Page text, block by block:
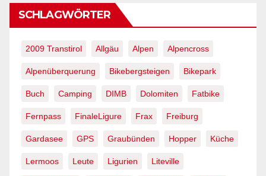
SCHLAGWÖRTER
2009 Transtirol Allgäu Alpen Alpencross
Alpenüberquerung Bikebergsteigen Bikepark
Buch Camping DIMB Dolomiten Fatbike
Fernpass FinaleLigure Frax Freiburg
Gardasee GPS Graubünden Hopper Küche
Lermoos Leute Ligurien Liteville